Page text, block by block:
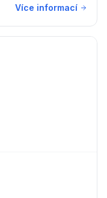
Více informací